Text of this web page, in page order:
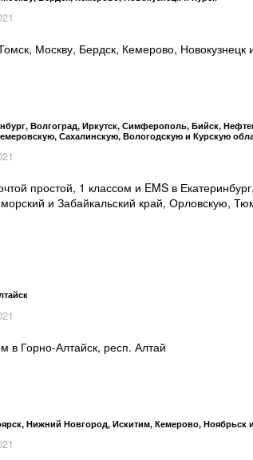
Москву, Бердск, Кемерово, Новокузнецк
Волгоград, Иркутск, Симферополь, Бийск,
Сахалинскую, Вологодскую и Курскую
простой, 1 классом и EMS в
и Забайкальский край, Орловскую,
в Горно-Алтайск, респ. Алтай
Нижний Новгород, Искитим, Кемерово, Ноябрьск